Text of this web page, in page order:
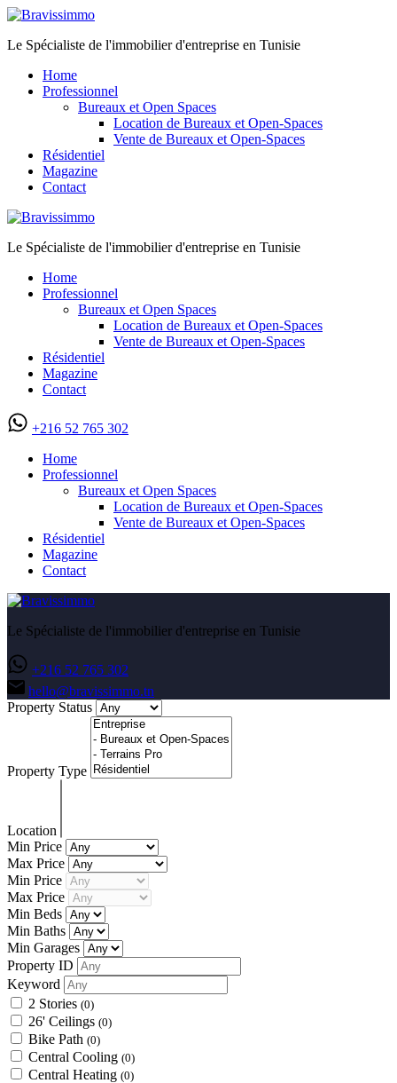
Le Spécialiste de l'immobilier d'entreprise en Tunisie
Home
Professionnel
Bureaux et Open Spaces
Location de Bureaux et Open-Spaces
Vente de Bureaux et Open-Spaces
Résidentiel
Magazine
Contact
Le Spécialiste de l'immobilier d'entreprise en Tunisie
Home
Professionnel
Bureaux et Open Spaces
Location de Bureaux et Open-Spaces
Vente de Bureaux et Open-Spaces
Résidentiel
Magazine
Contact
‭+216 52 765 302‬
Home
Professionnel
Bureaux et Open Spaces
Location de Bureaux et Open-Spaces
Vente de Bureaux et Open-Spaces
Résidentiel
Magazine
Contact
Le Spécialiste de l'immobilier d'entreprise en Tunisie
‭+216 52 765 302‬
hello@bravissimmo.tn
Property Status
Property Type
Location
Min Price
Max Price
Min Price
Max Price
Min Beds
Min Baths
Min Garages
Property ID
Keyword
2 Stories (0)
26' Ceilings (0)
Bike Path (0)
Central Cooling (0)
Central Heating (0)